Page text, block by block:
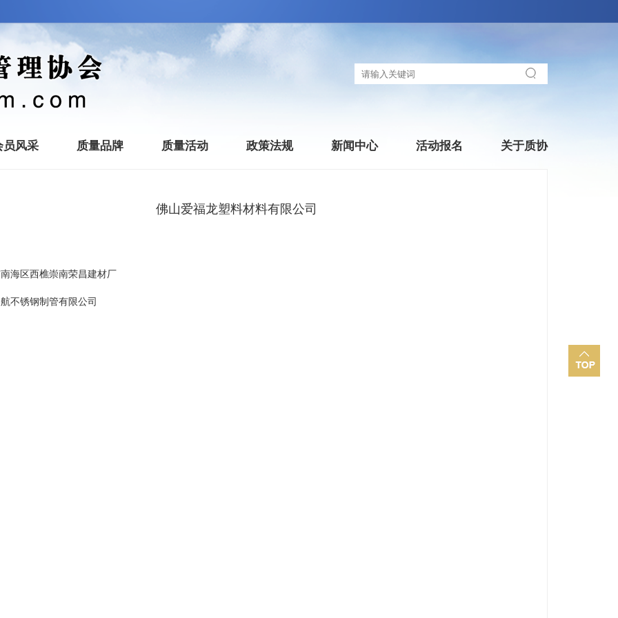
员风采 质量品牌 质量活动 政策法规 新闻中心 活动报名 关于质协
佛山爱福龙塑料材料有限公司
海区西樵崇南荣昌建材厂
不锈钢制管有限公司